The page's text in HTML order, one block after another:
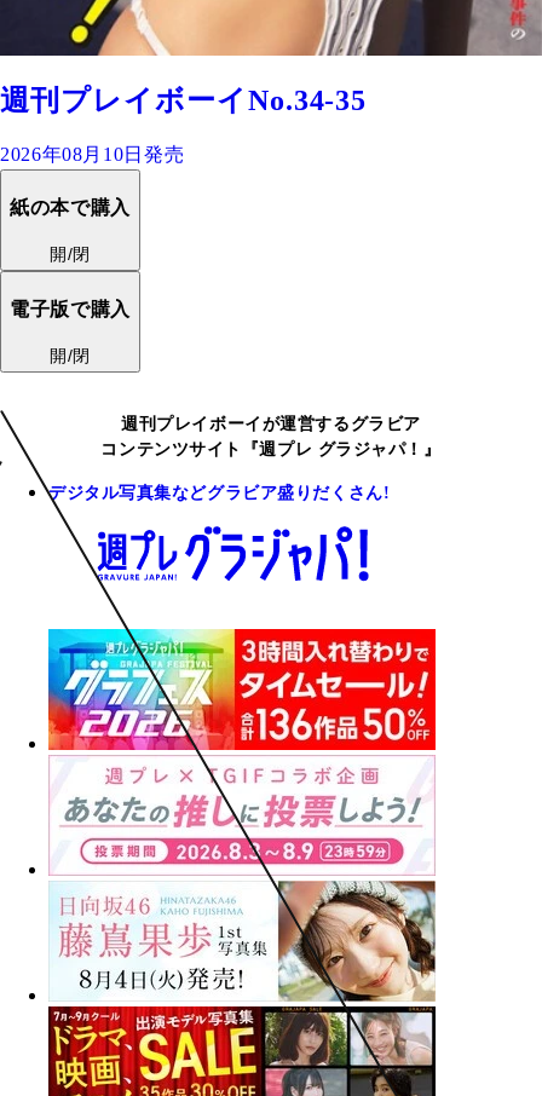
週刊プレイボーイNo.34-35
2026年08月10日発売
紙の本で購入
開/閉
電子版で購入
開/閉
週刊プレイボーイが運営するグラビア
コンテンツサイト『週プレ グラジャパ！』
デジタル写真集などグラビア盛りだくさん!